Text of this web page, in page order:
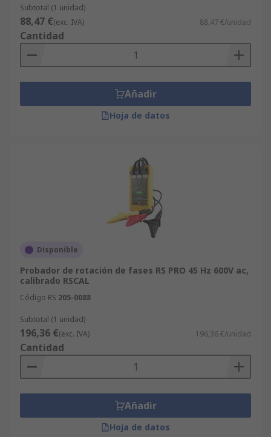
Subtotal (1 unidad)
88,47 €(exc. IVA) 88,47 €/unidad
Cantidad
Añadir
Hoja de datos
Disponible
Probador de rotación de fases RS PRO 45 Hz 600V ac,
calibrado RSCAL
Código RS 205-0088
Subtotal (1 unidad)
196,36 €(exc. IVA) 196,36 €/unidad
Cantidad
Añadir
Hoja de datos